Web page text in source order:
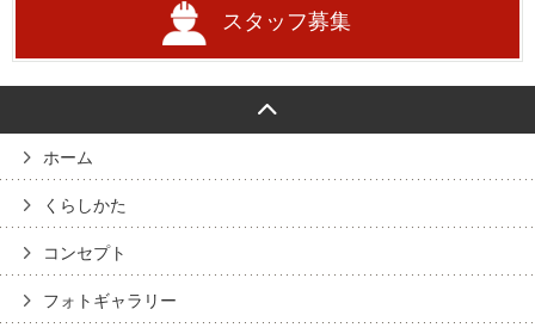
スタッフ募集
ホーム
くらしかた
コンセプト
フォトギャラリー